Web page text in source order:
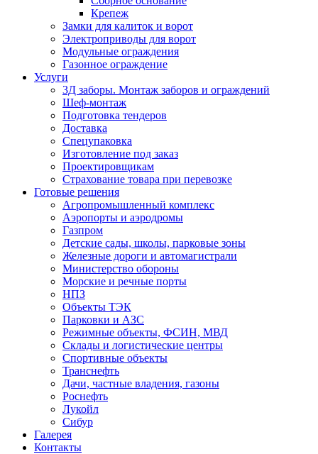
Крепеж
Замки для калиток и ворот
Электроприводы для ворот
Модульные ограждения
Газонное ограждение
Услуги
3Д заборы. Монтаж заборов и ограждений
Шеф-монтаж
Подготовка тендеров
Доставка
Спецупаковка
Изготовление под заказ
Проектировщикам
Страхование товара при перевозке
Готовые решения
Агропромышленный комплекс
Аэропорты и аэродромы
Газпром
Детские сады, школы, парковые зоны
Железные дороги и автомагистрали
Министерство обороны
Морские и речные порты
НПЗ
Объекты ТЭК
Парковки и АЗС
Режимные объекты, ФСИН, МВД
Склады и логистические центры
Спортивные объекты
Транснефть
Дачи, частные владения, газоны
Роснефть
Лукойл
Сибур
Галерея
Контакты